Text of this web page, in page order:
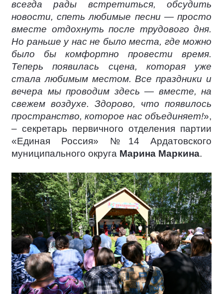
всегда рады встретиться, обсудить
новости, спеть любимые песни — просто
вместе отдохнуть после трудового дня.
Но раньше у нас не было места, где можно
было бы комфортно провести время.
Теперь появилась сцена, которая уже
стала любимым местом. Все праздники и
вечера мы проводим здесь — вместе, на
свежем воздухе. Здорово, что появилось
пространство, которое нас объединяет!»,
– секретарь первичного отделения партии
«Единая Россия» №14 Ардатовского
муниципального округа Марина Маркина.